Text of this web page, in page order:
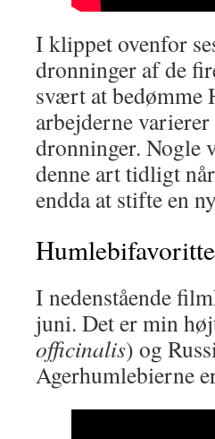
I klippet ovenfor
dronninger af de
svært at bedømme
arbejderne
dronninger. Nogle
denne art tidligt
endda at stifte en
I nedenstående
juni. Det er min
officinalis) og
Agerhumlebierne